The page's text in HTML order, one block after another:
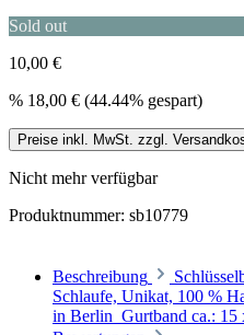
Sold out
10,00 €
% 18,00 € (44.44% gespart)
Preise inkl. MwSt. zzgl.
Nicht mehr verfügbar
Produktnummer: sb10779
Beschreibung
Schlaufe, Unikat, 100 %
in Berlin Gurtband ca.: